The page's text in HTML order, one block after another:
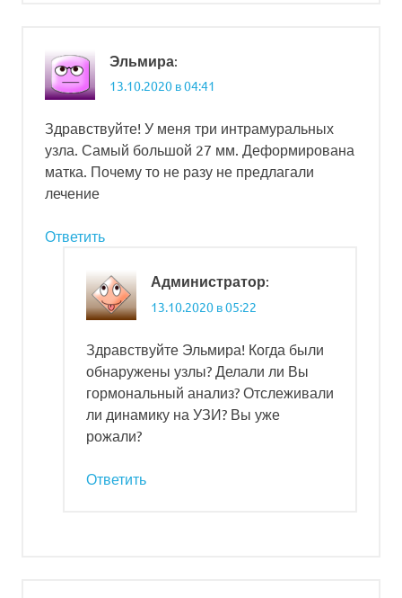
Эльмира:
13.10.2020 в 04:41
Здравствуйте! У меня три интрамуральных
узла. Самый большой 27 мм. Деформирована
матка. Почему то не разу не предлагали
лечение
Ответить
Администратор:
13.10.2020 в 05:22
Здравствуйте Эльмира! Когда были
обнаружены узлы? Делали ли Вы
гормональный анализ? Отслеживали
ли динамику на УЗИ? Вы уже
рожали?
Ответить